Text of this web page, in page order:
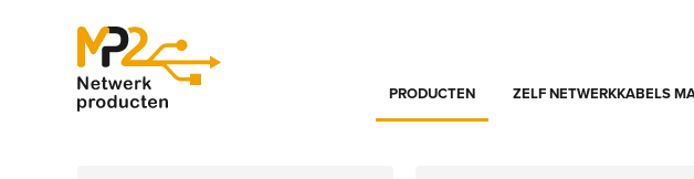
PRODUCTEN ZELF NETWERKKABELS